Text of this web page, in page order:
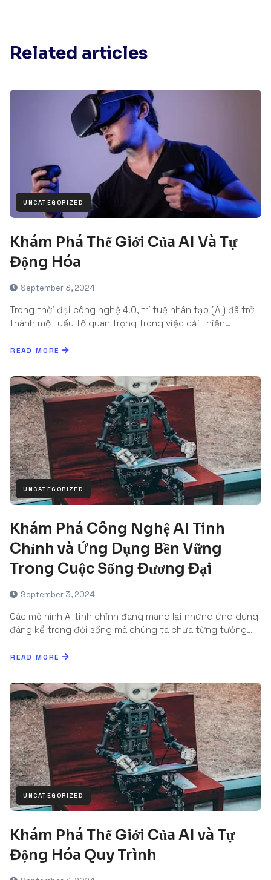
Related articles
UNCATEGORIZED
Khám Phá Thế Giới Của AI Và Tự
Động Hóa
September 3, 2024
Trong thời đại công nghệ 4.0, trí tuệ nhân tạo (AI) đã trở
thành một yếu tố quan trọng trong việc cải thiện…
READ MORE
UNCATEGORIZED
Khám Phá Công Nghệ AI Tinh
Chỉnh và Ứng Dụng Bền Vững
Trong Cuộc Sống Đương Đại
September 3, 2024
Các mô hình AI tinh chỉnh đang mang lại những ứng dụng
đáng kể trong đời sống mà chúng ta chưa từng tưởng…
READ MORE
UNCATEGORIZED
Khám Phá Thế Giới Của AI và Tự
Động Hóa Quy Trình